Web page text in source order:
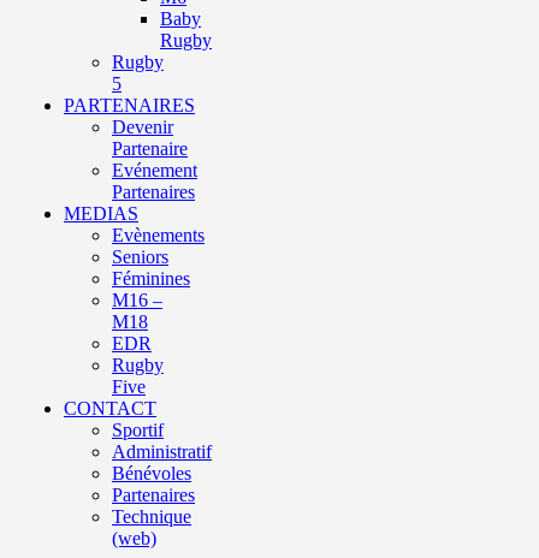
Baby
Rugby
Rugby
5
PARTENAIRES
Devenir
Partenaire
Evénement
Partenaires
MEDIAS
Evènements
Seniors
Féminines
M16 –
M18
EDR
Rugby
Five
CONTACT
Sportif
Administratif
Bénévoles
Partenaires
Technique
(web)